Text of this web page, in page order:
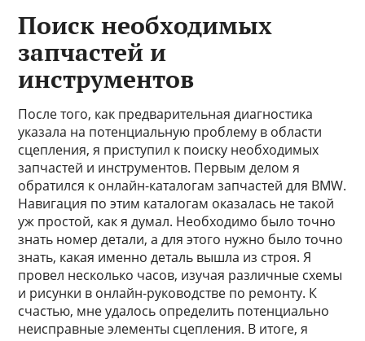
Поиск необходимых
запчастей и
инструментов
После того, как предварительная диагностика
указала на потенциальную проблему в области
сцепления, я приступил к поиску необходимых
запчастей и инструментов. Первым делом я
обратился к онлайн-каталогам запчастей для BMW.
Навигация по этим каталогам оказалась не такой
уж простой, как я думал. Необходимо было точно
знать номер детали, а для этого нужно было точно
знать, какая именно деталь вышла из строя. Я
провел несколько часов, изучая различные схемы
и рисунки в онлайн-руководстве по ремонту. К
счастью, мне удалось определить потенциально
неисправные элементы сцепления. В итоге, я